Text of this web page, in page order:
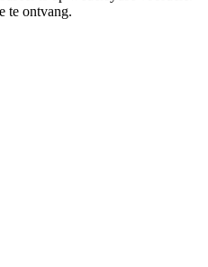
te ontvang.